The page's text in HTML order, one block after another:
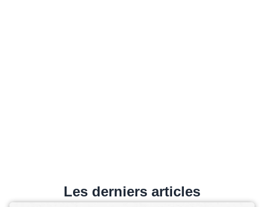
Les derniers articles